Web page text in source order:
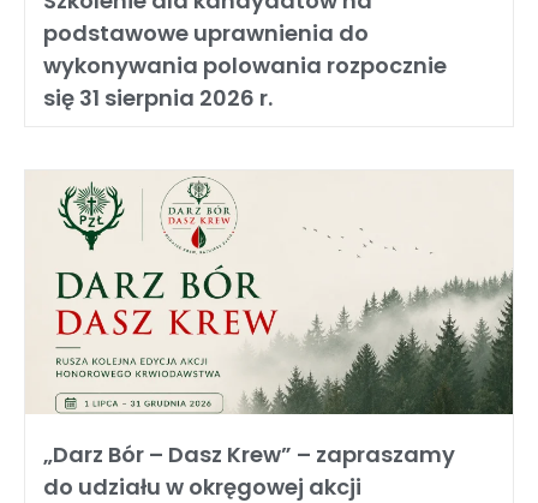
podstawowe uprawnienia do
wykonywania polowania rozpocznie
się 31 sierpnia 2026 r.
„Darz Bór – Dasz Krew” – zapraszamy
do udziału w okręgowej akcji